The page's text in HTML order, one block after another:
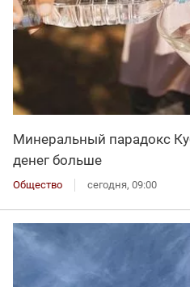
Минеральный парадокс
денег больше
Общество сегодня, 09:00